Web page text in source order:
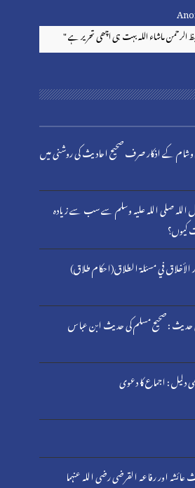
الرحمن ماشاء اللہ بہت ہی اچھی تحریر ہے "
کے اذکار صرف صحیح احادیث کی روشنی میں
اللہ صلی اللہ علیہ وسلم سے سب سے زیادہ
کیوں؟
الأخلاق في مسئلة الطلاق(احکام طلاق)
حدیث : صحیح مسلم کی حدیث ابن عباس
دلیل : اجماع کا دعوی
عائشہ اور رفاعہ القرضی رضی اللہ عنہما